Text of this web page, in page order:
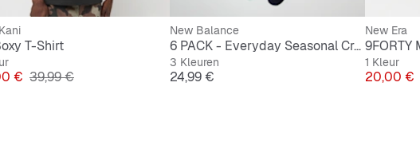
T-Shirt
€ Originele Prijs
39,99 €
New Balance
6 PACK - Everyday Seasonal Crew
3 Kleuren
Prijs
24,99 €
New Era
1 Kleur
Prijs
20,00 €